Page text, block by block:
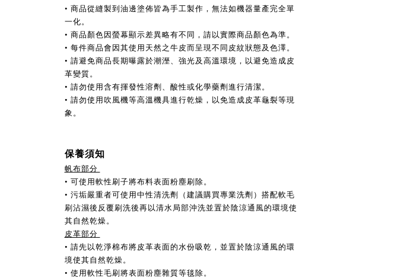
• 商品從縫製到油邊塗佈皆為手工製作，無法如機器量產完全單
一化。
• 商品顏色因螢幕顯示差異略有不同，請以實際商品顏色為準。
• 每件商品會因其使用天然之牛皮而呈現不同皮紋狀態及色澤。
• 請避免商品長期曝露於潮溼、強光及高溫環境，以避免造成皮
革變質。
• 請勿使用含有揮發性溶劑、酸性或化學藥劑進行清潔。
• 請勿使用吹風機等高溫機具進行乾燥，以免造成皮革龜裂等現
象。
保養須知
帆布部分
• 可使用軟性刷子將布料表面粉塵刷除。
• 污垢嚴重者可使用中性清洗劑（建議購買專業洗劑）搭配軟毛
刷沾濕後反覆刷洗後再以清水局部沖洗並置於陰涼通風的環境使
其自然乾燥。
皮革部分
• 請先以乾淨棉布將皮革表面的水份吸乾，並置於陰涼通風的環
境使其自然乾燥。
• 使用軟性毛刷將表面粉塵雜質等毯除。